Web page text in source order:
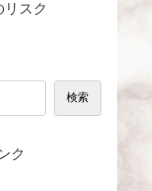
リスク
検索
ク